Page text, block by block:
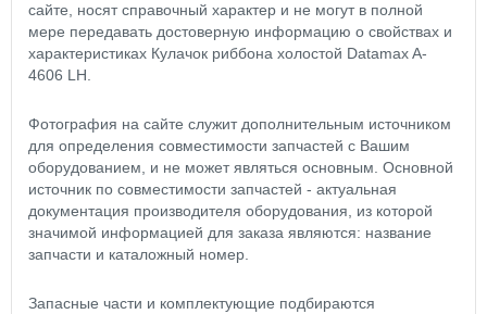
сайте, носят справочный характер и не могут в полной
мере передавать достоверную информацию о свойствах и
характеристиках Кулачок риббона холостой Datamax A-
4606 LH.
Фотография на сайте служит дополнительным источником
для определения совместимости запчастей с Вашим
оборудованием, и не может являться основным. Основной
источник по совместимости запчастей - актуальная
документация производителя оборудования, из которой
значимой информацией для заказа являются: название
запчасти и каталожный номер.
Запасные части и комплектующие подбираются